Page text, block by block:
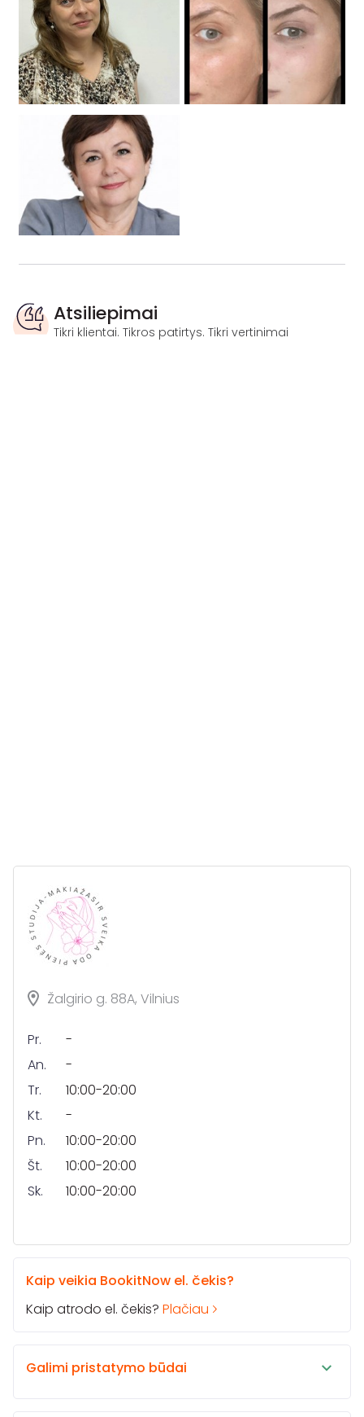
Atsiliepimai
Tikri klientai. Tikros patirtys. Tikri vertinimai
Žalgirio g. 88A, Vilnius
Pr.
-
An.
-
Tr.
10:00-20:00
Kt.
-
Pn.
10:00-20:00
Št.
10:00-20:00
Sk.
10:00-20:00
Kaip veikia BookitNow el. čekis?
Kaip atrodo el. čekis? Plačiau
Galimi pristatymo būdai